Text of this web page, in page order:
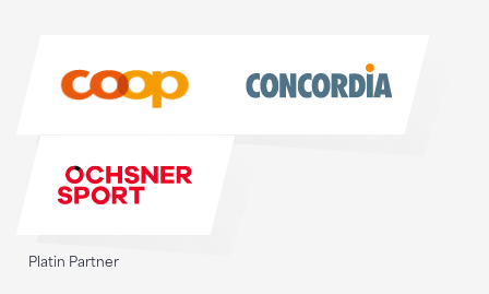
Platin Partner